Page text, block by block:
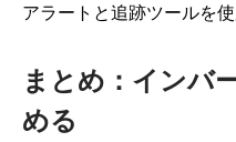
アラートと追跡ツールを使
まとめ：インバ
める